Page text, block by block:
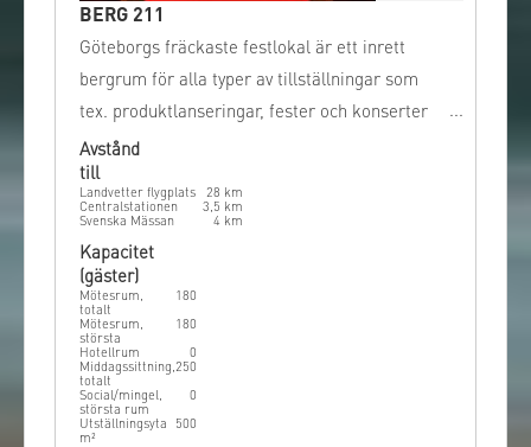
BERG 211
Göteborgs fräckaste festlokal är ett inrett
bergrum för alla typer av tillställningar som
tex. produktlanseringar, fester och konserter
eller möten.
Avstånd
till
Landvetter flygplats 28 km
Centralstationen
3,5 km
Svenska Mässan
4 km
Kapacitet
(gäster)
Mötesrum,
totalt
180
Mötesrum,
största
180
Hotellrum
0
Middagssittning,
totalt
250
Social/mingel,
största rum
0
Utställningsyta
m²
500